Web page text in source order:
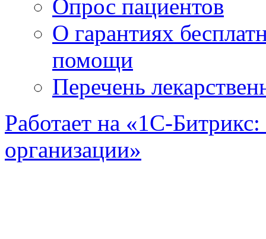
Опрос пациентов
О гарантиях
помощи
Перечень
Работает на «1С-
организации»